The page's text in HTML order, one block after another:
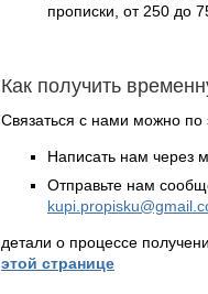
прописки, от 250 до
Как получить
Связаться с нами можно по
Написать нам через
Отправьте нам
детали о процессе
этой странице